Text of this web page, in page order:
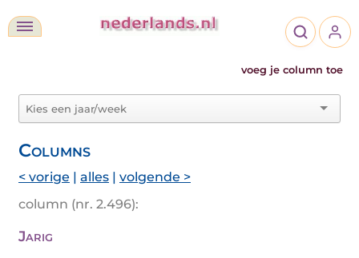
voeg je column toe
Columns
< vorige | alles | volgende >
column (nr. 2.496):
Jarig